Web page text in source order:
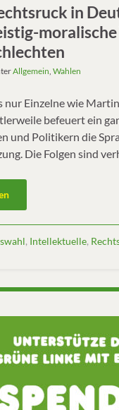
in
Allgemein, Wahlen
nur Einzelne wie
befeuert ein
und Politikern die
Die Folgen sind
, Intellektuelle,